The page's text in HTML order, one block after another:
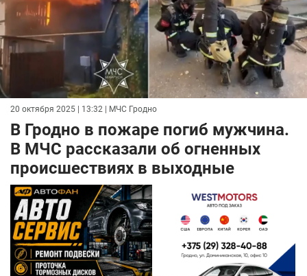
20 октября 2025 | 13:32 | МЧС Гродно
В Гродно в пожаре погиб мужчина.
В МЧС рассказали об огненных
происшествиях в выходные